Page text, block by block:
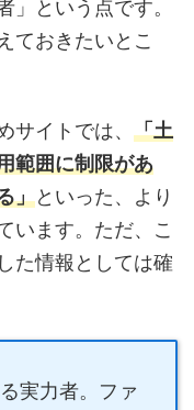
」という点です。
ておきたいとこ
サイトでは、 「土
範囲に制限があ
」といった、より
います。ただ、こ
た情報としては確
実力者。ファ